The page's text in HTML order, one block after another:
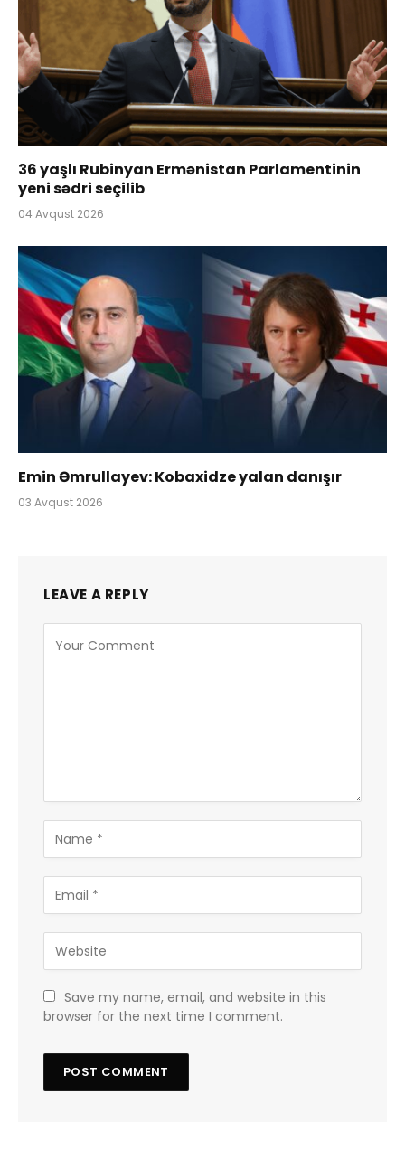
36 yaşlı Rubinyan Ermənistan Parlamentinin
yeni sədri seçilib
04 Avqust 2026
Emin Əmrullayev: Kobaxidze yalan danışır
03 Avqust 2026
LEAVE A REPLY
Save my name, email, and website in this
browser for the next time I comment.